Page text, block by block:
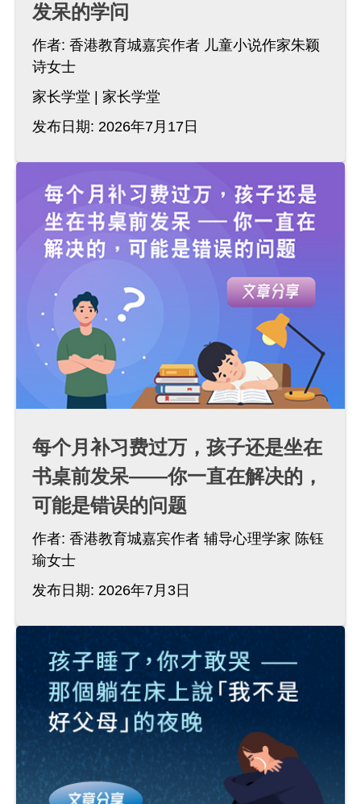
发呆的学问
作者: 香港教育城嘉宾作者 儿童小说作家朱颖
诗女士
家长学堂
家长学堂
发布日期: 2026年7月17日
每个月补习费过万，孩子还是坐在
书桌前发呆——你一直在解决的，
可能是错误的问题
作者: 香港教育城嘉宾作者 辅导心理学家 陈钰
瑜女士
发布日期: 2026年7月3日